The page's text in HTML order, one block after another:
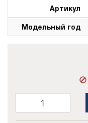
Артикул
Модельный год